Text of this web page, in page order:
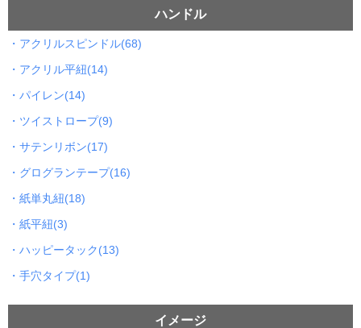
ハンドル
・アクリルスピンドル(68)
・アクリル平紐(14)
・パイレン(14)
・ツイストロープ(9)
・サテンリボン(17)
・グログランテープ(16)
・紙単丸紐(18)
・紙平紐(3)
・ハッピータック(13)
・手穴タイプ(1)
イメージ